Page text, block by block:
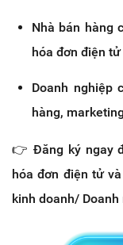
Nhà bán hàng
hóa đơn điện tử
Doanh nghiệp
hàng,
👉 Đăng ký ngay
hóa đơn điện tử
kinh doanh/ Doanh